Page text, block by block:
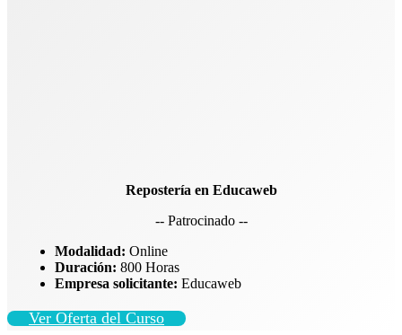
Repostería en Educaweb
-- Patrocinado --
Modalidad: Online
Duración: 800 Horas
Empresa solicitante: Educaweb
Ver Oferta del Curso